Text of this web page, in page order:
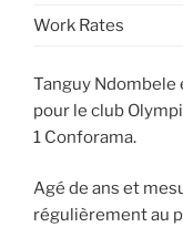
Work Rates
Tanguy
pour le club
1 Conforama.
Agé de ans et
régulièrement au